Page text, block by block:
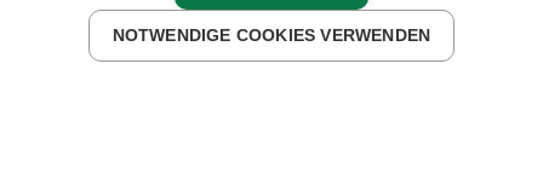
JETZT ANFRAGEN
NOTWENDIGE COOKIES VERWENDEN